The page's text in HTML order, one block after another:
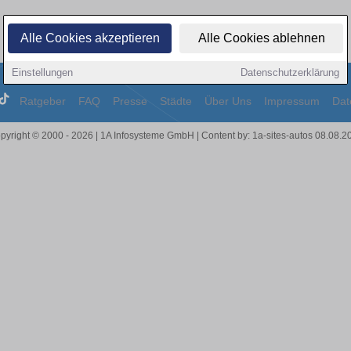
Alle Cookies akzeptieren Alle Cookies ablehnen
Einstellungen Datenschutzerklärung
Ratgeber FAQ Presse Städte Über Uns Impressum
© 2000 - 2026 | 1A Infosysteme GmbH | Content by: 1a-sites-autos